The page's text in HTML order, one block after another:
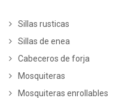
Sillas rusticas
Sillas de enea
Cabeceros de forja
Mosquiteras
Mosquiteras enrollables